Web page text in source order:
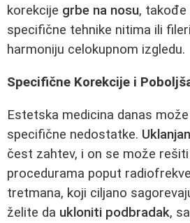
korekcije grbe na nosu,
specifične tehnike nitima ili
harmoniju celokupnom izgledu.
Specifične Korekcije i
Estetska medicina danas
specifične nedostatke.
čest zahtev, i on se može
procedurama poput
tretmana, koji ciljano
želite da ukloniti podbradak,